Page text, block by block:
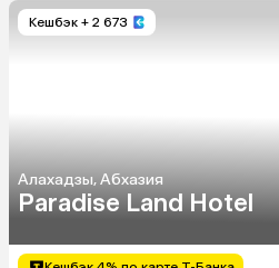
Кешбэк + 2 673
Алахадзы, Абхазия
Paradise Land Hotel